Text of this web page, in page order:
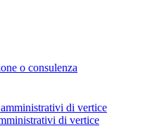
o consulenza
di vertice
di vertice